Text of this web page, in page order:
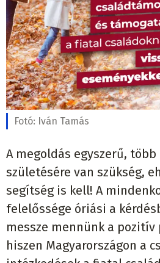
Fotó: Iván Tamás
A megoldás egyszerű,
születésére van szükség,
segítség is kell! A
felelőssége óriási a
messze mennünk a
hiszen Magyarországon a